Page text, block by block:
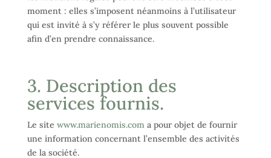
moment : elles s’imposent néanmoins à l’utilisateur
qui est invité à s’y référer le plus souvent possible
afin d’en prendre connaissance.
3. Description des
services fournis.
Le site www.marienomis.com a pour objet de fournir
une information concernant l’ensemble des activités
de la société.